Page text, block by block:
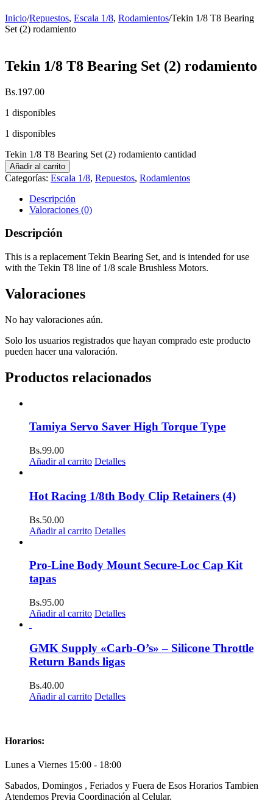
Inicio/Repuestos, Escala 1/8, Rodamientos/Tekin 1/8 T8 Bearing
Set (2) rodamiento
Tekin 1/8 T8 Bearing Set (2) rodamiento
Bs.197.00
1 disponibles
1 disponibles
Tekin 1/8 T8 Bearing Set (2) rodamiento cantidad
Añadir al carrito
Categorías: Escala 1/8, Repuestos, Rodamientos
Descripción
Valoraciones (0)
Descripción
This is a replacement Tekin Bearing Set, and is intended for use
with the Tekin T8 line of 1/8 scale Brushless Motors.
Valoraciones
No hay valoraciones aún.
Solo los usuarios registrados que hayan comprado este producto
pueden hacer una valoración.
Productos relacionados
Tamiya Servo Saver High Torque Type
Bs.99.00
Añadir al carrito Detalles
Hot Racing 1/8th Body Clip Retainers (4)
Bs.50.00
Añadir al carrito Detalles
Pro-Line Body Mount Secure-Loc Cap Kit
tapas
Bs.95.00
Añadir al carrito Detalles
GMK Supply «Carb-O’s» – Silicone Throttle
Return Bands ligas
Bs.40.00
Añadir al carrito Detalles
Horarios:
Lunes a Viernes 15:00 - 18:00
Sabados, Domingos , Feriados y Fuera de Esos Horarios Tambien
Atendemos Previa Coordinación al Celular.